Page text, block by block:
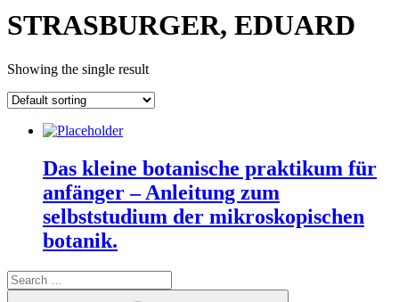
STRASBURGER, EDUARD
Showing the single result
Das kleine botanische praktikum für
anfänger – Anleitung zum
selbststudium der mikroskopischen
botanik.
Search
for: